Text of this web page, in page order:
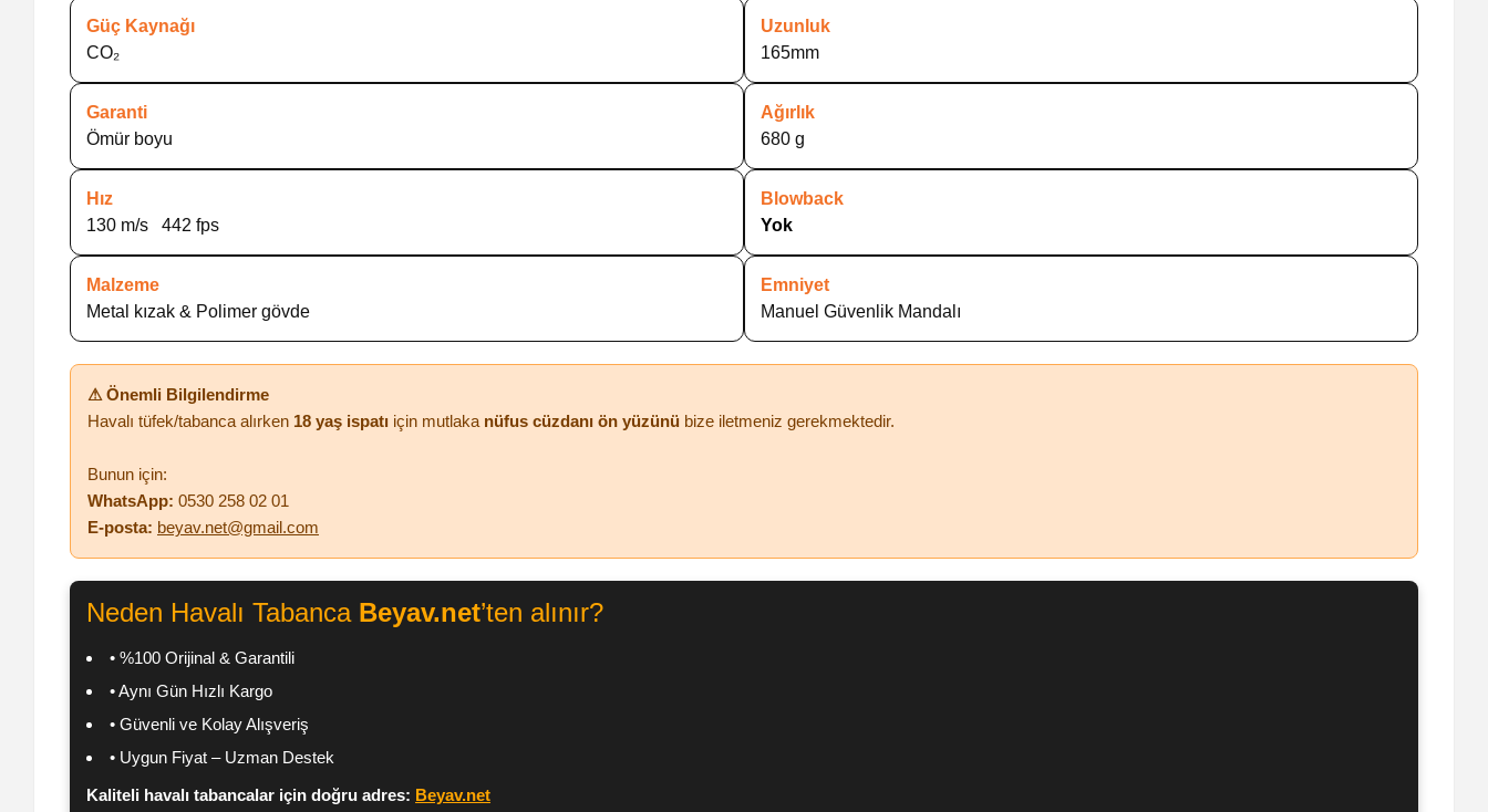
Güç Kaynağı
CO₂
Uzunluk
165mm
Garanti
Ömür boyu
Ağırlık
680 g
Hız
130 m/s 442 fps
Blowback
Yok
Malzeme
Metal kızak & Polimer gövde
Emniyet
Manuel Güvenlik Mandalı
⚠ Önemli Bilgilendirme
Havalı tüfek/tabanca alırken 18 yaş ispatı için mutlaka nüfus cüzdanı ön yüzünü bize iletmeniz gerekmektedir.
Bunun için:
WhatsApp: 0530 258 02 01
E-posta: beyav.net@gmail.com
Neden Havalı Tabanca Beyav.net’ten alınır?
• %100 Orijinal & Garantili
• Aynı Gün Hızlı Kargo
• Güvenli ve Kolay Alışveriş
• Uygun Fiyat – Uzman Destek
Kaliteli havalı tabancalar için doğru adres: Beyav.net